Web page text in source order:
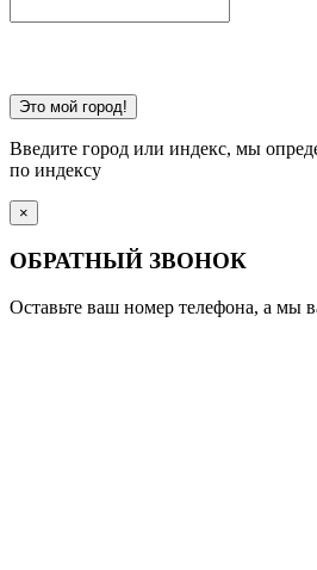
Это мой город!
Введите город или индекс, мы
по индексу
×
ОБРАТНЫЙ ЗВОНОК
Оставьте ваш номер телефона, а мы